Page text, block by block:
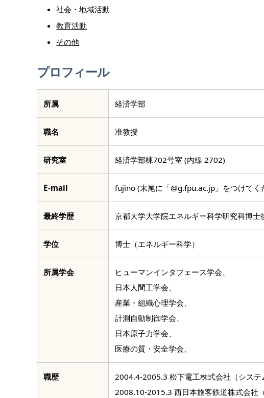
社会・地域活動
教育活動
その他
プロフィール
所属 経済学部
職名 准教授
研究室 経済学部棟702号室 (内線 2702)
E-mail fujino (末尾に「@g.fpu.ac.jp」をつけてく
ウェブサイト
最終学歴 京都大学大学院エネルギー科学研究科博士
学位 博士（エネルギー科学）
所属学会
ヒューマンインタフェース学会、
日本人間工学会、
産業・組織心理学会、
計測自動制御学会、
日本原子力学会、
医療の質・安全学会、
職歴
2004.4-2005.3 松下電工株式会社（システ
2008.10-2015.3 西日本旅客鉄道株式会社